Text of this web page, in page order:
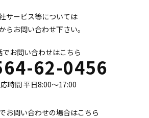
サービス等については
らお問い合わせ下さい。
でお問い合わせはこちら
62-0456
時間 平日8:00〜17:00
お問い合わせの場合はこちら